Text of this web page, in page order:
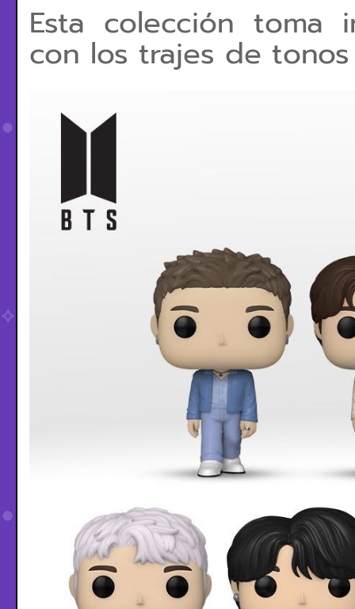
Esta colección toma
con los trajes de